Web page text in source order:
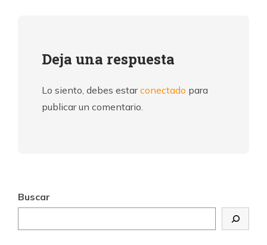
Deja una respuesta
Lo siento, debes estarconectado para
publicar un comentario.
Buscar